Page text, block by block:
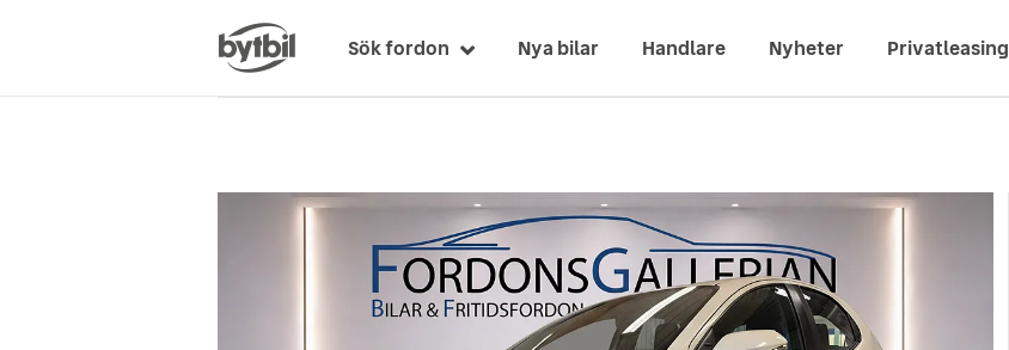
Sök fordon Nya bilar Handlare Nyheter Privatleasing